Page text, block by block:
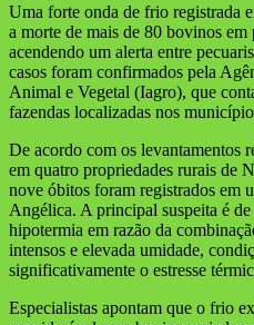
Uma forte onda de frio registrada
a morte de mais de 80 bovinos em
acendendo um alerta entre
casos foram confirmados pela
Animal e Vegetal (Iagro), que
fazendas localizadas nos
De acordo com os levantamentos
em quatro propriedades rurais de
nove óbitos foram registrados em
Angélica. A principal suspeita é
hipotermia em razão da
intensos e elevada umidade,
significativamente o estresse
Especialistas apontam que o frio